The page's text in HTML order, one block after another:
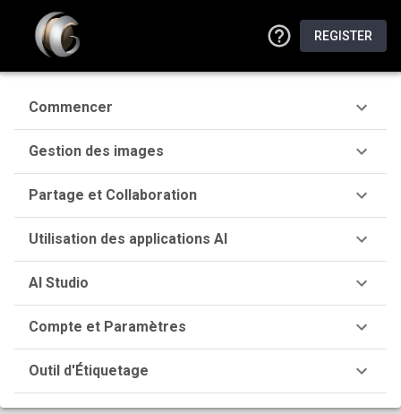
REGISTER
Commencer
Gestion des images
Partage et Collaboration
Utilisation des applications AI
AI Studio
Compte et Paramètres
Outil d'Étiquetage